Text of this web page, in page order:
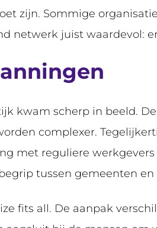
zijn. Sommige
netwerk juist waardevol:
kwam scherp in beeld.
complexer.
met reguliere
tussen gemeenten
fits all. De aanpak